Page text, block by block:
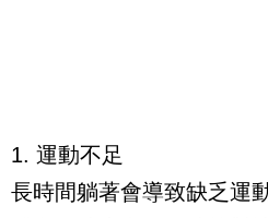
1. 運動不足
長時間躺著會導致缺乏運